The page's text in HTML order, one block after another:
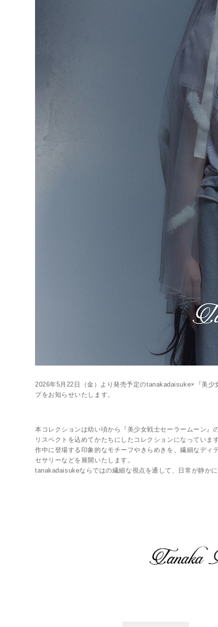
2026年5月22日（金）より発売予定のtanakadaisuke×『美
プをお知らせいたします。
本コレクションは幼い頃から『美少女戦士セーラームーン
リスペクトを込めてかたちにしたコレクションになっていま
作中に登場する印象的なモチーフやきらめきを、繊細なデ
セサリーなどを展開いたします。
tanakadaisukeならではの繊細な視点を通して、日常が静か